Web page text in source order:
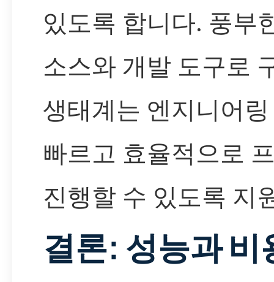
있도록 합니다. 풍부
소스와 개발 도구로
생태계는 엔지니어
빠르고 효율적으로
진행할 수 있도록 지
결론: 성능과 비